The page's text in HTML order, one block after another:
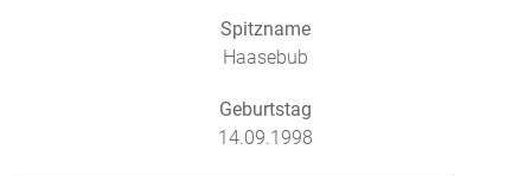
Spitzname
Haasebub
Geburtstag
14.09.1998